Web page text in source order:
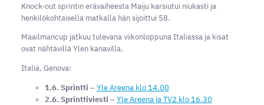
Knock-out sprintin erävaiheesta Maiju karsiutui niukasti ja
henkilökohtaisella matkalla hän sijoittui 58.
Maailmancup jatkuu tulevana viikonloppuna Italiassa ja kisat
ovat nähtävillä Ylen kanavilla.
Italia, Genova:
1.6. Sprintti –Yle Areena klo 14.00
2.6. Sprinttiviesti –Yle Areena ja TV2 klo 16.30